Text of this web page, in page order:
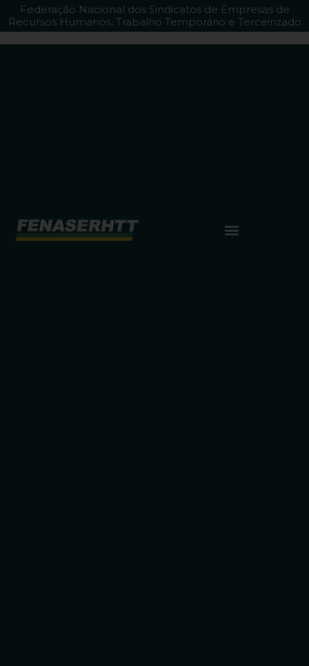
Federação Nacional dos Sindicatos de Empresas de
Recursos Humanos, Trabalho Temporário e Terceirizado